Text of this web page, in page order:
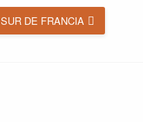
DE FRANCIA